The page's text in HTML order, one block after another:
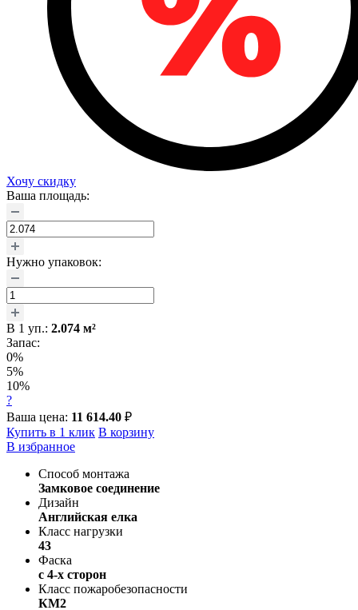
Хочу скидку
Ваша площадь:
Нужно упаковок:
В 1 уп.: 2.074 м²
Запас:
0%
5%
10%
?
Ваша цена: 11 614.40 ₽
Купить в 1 клик В корзину
В избранное
Способ монтажа
Замковое соединение
Дизайн
Английская елка
Класс нагрузки
43
Фаска
с 4-х сторон
Класс пожаробезопасности
КМ2